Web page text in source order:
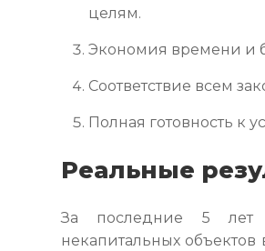
целям.
Экономия времени и
Соответствие всем
Полная готовность к
Реальные
За последние 5 лет
некапитальных объектов